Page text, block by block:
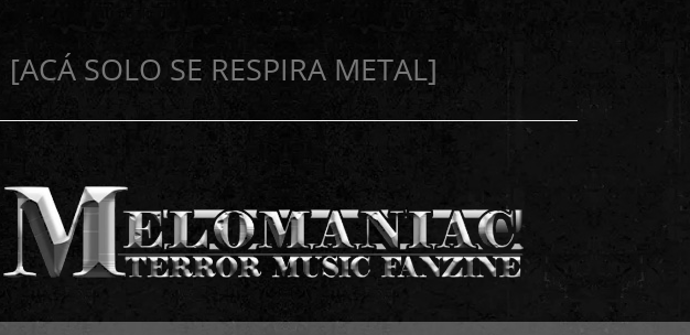
[ACÁ SOLO SE RESPIRA METAL]